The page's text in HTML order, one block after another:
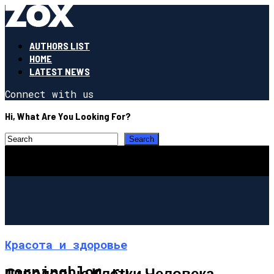
AUTHORS LIST
HOME
LATEST NEWS
Connect with us
Hi, What Are You Looking For?
Красота и здоровье